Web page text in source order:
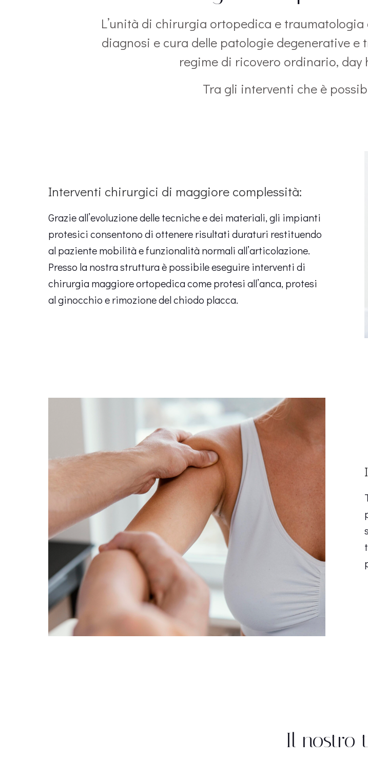
L’unità di chirurgia ortopedica e
diagnosi e cura delle patologie degenerative e
regime di ricovero ordinario,
Tra gli interventi che è
Interventi chirurgici di maggiore complessità:
Grazie all’evoluzione delle tecniche e dei materiali, gli impianti
protesici consentono di ottenere risultati duraturi restituendo
al paziente mobilità e funzionalità normali all’articolazione.
Presso la nostra struttura è possibile eseguire interventi di
chirurgia maggiore ortopedica come protesi all’anca, protesi
al ginocchio e rimozione del chiodo placca.
Il nostro